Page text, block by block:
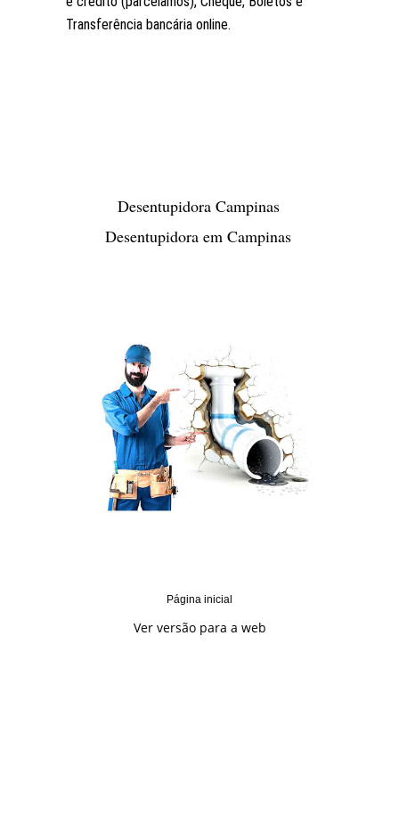
Transferência bancária online.
Desentupidora Campinas
Desentupidora em Campinas
Página inicial
Ver versão para a web